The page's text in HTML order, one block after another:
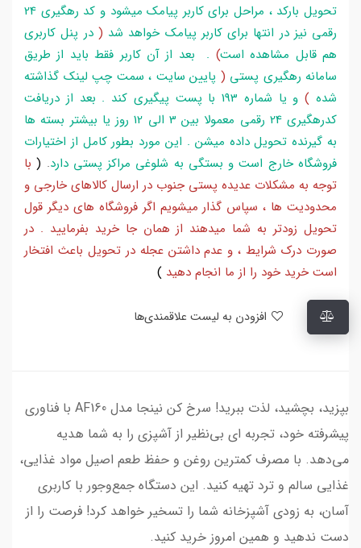
تحویل بارکد ، مراحل برای کاربر پیامک میشود و کد رهگیری 24
رقمی نیز در انتها برای کاربر پیامک خواهد شد ( در پنل کاربری
هم قابل مشاهده است) . بعد از آن کاربر فقط باید از طریق
سامانه رهگیری پستی ( پایین سایت ، سمت چپ لینک گذاشته
شده )
و یا شماره 193 با پست پیگیری کند . بعد از دریافت
کدرهگیری 24 رقمی معمولا بین 3 الی 12 روز یا بیشتر بسته ها
به گیرنده تحویل داده میشن . این مورد بطور کامل از اختیارات
فروشگاه خارج است و بستگی به شلوغی مراکز پستی دارد.
(با
توجه به مشکلات عدیده پستی جنوب در ارسال کالاهای خارجی و
محدودیت ها ، سپاس گذار میشویم اگر فروشگاه های دیگر قول
تحویل زودتر به شما میدهند از همان جا خرید بفرمایید . در
صورت درک شرایط ، و عدم داشتن عجله در تحویل باعث افتخار
است خرید خود را از ما انجام دهید )
بپزید، بچشید، لذت ببرید! سرخ کن نینجا مدل AF160 با فناوری
پیشرفته خود، تجربه ای بی‌نظیر از آشپزی را به شما هدیه
می‌دهد. با مصرف کمترین روغن و حفظ طعم اصیل مواد غذایی،
غذایی سالم و ترد تهیه کنید. این دستگاه جمع‌وجور با کاربری
آسان، به زودی آشپزخانه شما را تسخیر خواهد کرد! فرصت را از
دست ندهید و همین امروز خرید کنید.